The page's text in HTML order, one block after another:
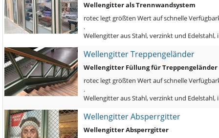
Wellengitter als Trennwandsystem
rotec legt größten Wert auf schnelle
.
Wellengitter aus Stahl, verzinkt und
Wellengitter Treppengeländer
Wellengitter Füllung für Treppengeländer
rotec legt größten Wert auf schnelle
.
Wellengitter aus Stahl, verzinkt und
Wellengitter Absperrgitter
Wellengitter Absperrgitter